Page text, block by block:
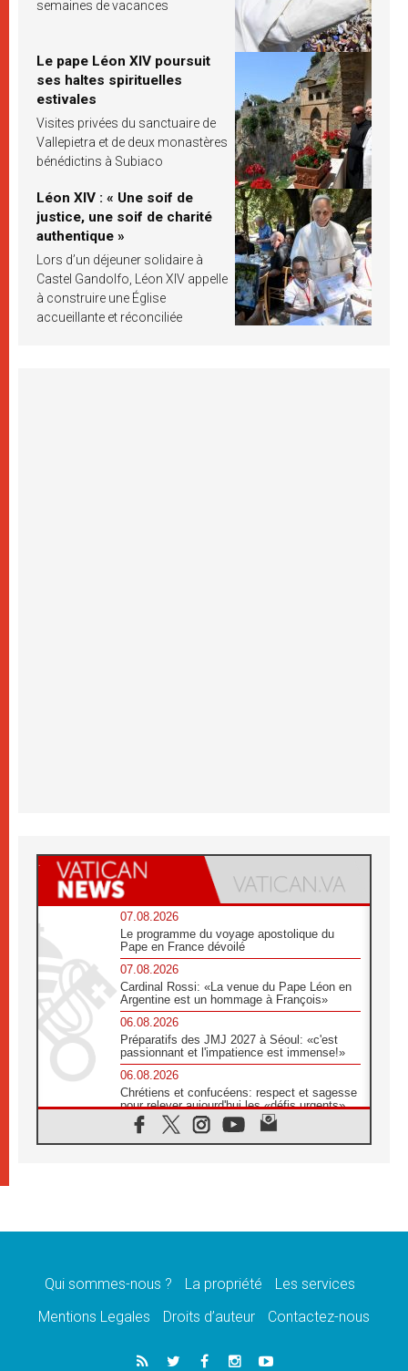
semaines de vacances
Le pape Léon XIV poursuit
ses haltes spirituelles
estivales
Visites privées du sanctuaire de
Vallepietra et de deux monastères
bénédictins à Subiaco
Léon XIV : « Une soif de
justice, une soif de charité
authentique »
Lors d’un déjeuner solidaire à
Castel Gandolfo, Léon XIV appelle
à construire une Église
accueillante et réconciliée
07.08.2026
Le programme du voyage apostolique du
Pape en France dévoilé
07.08.2026
Cardinal Rossi: «La venue du Pape Léon en
Argentine est un hommage à François»
06.08.2026
Préparatifs des JMJ 2027 à Séoul: «c'est
passionnant et l'impatience est immense!»
06.08.2026
Chrétiens et confucéens: respect et sagesse
pour relever aujourd'hui les «défis urgents»
06.08.2026
À Sainte-Marie-Majeure, la grâce de Dieu
«les chrétiens veulent la paix»
Au Mexique, le cardinal Parolin invite à être
06.08.2026
Qui sommes-nous ? La propriété
Les services
Mentions Legales
Droits d’auteur Contactez-nous